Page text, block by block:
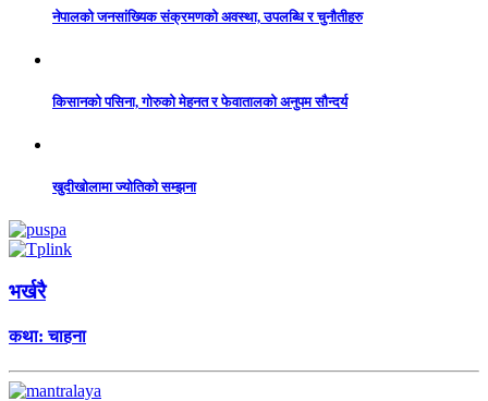
नेपालको जनसांख्यिक संक्रमणको अवस्था, उपलब्धि र चुनौतीहरु
किसानको पसिना, गोरुको मेहनत र फेवातालको अनुपम सौन्दर्य
खुदीखोलामा ज्योतिको सम्झना
भर्खरै
कथा: चाहना